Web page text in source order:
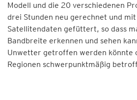
Modell und die 20 verschiedenen
drei Stunden neu gerechnet und
Satellitendaten gefüttert, so dass
Bandbreite erkennen und sehen
Unwetter getroffen werden könnte
Regionen schwerpunktmäßig